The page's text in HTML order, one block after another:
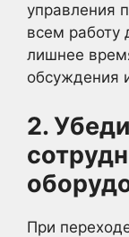
управления
всем работу
лишнее
обсуждения
2.
При